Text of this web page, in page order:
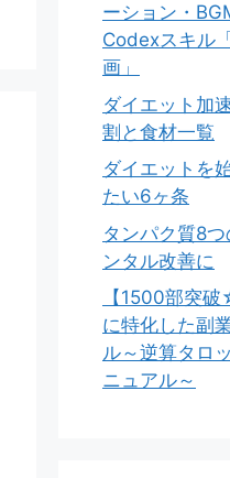
ーション・
Codexスキル
画」
ダイエット加
割と食材一覧
ダイエットを
たい6ヶ条
タンパク質8
ンタル改善に
【1500部突
に特化した副
ル～逆算タロ
ニュアル～